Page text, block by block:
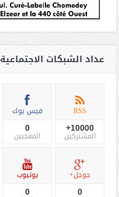
عداد الشبكات الاجتماعية
RSS
10000+
المشتركين
فيس بوك
0
المعجبين
جوجل+
0
يوتيوب
0